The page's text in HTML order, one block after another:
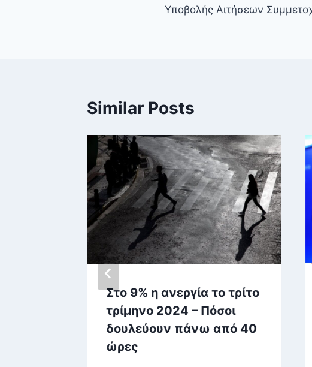
Υποβολής Αιτήσεων
Similar Posts
Στο 9% η ανεργία το τρίτο
τρίμηνο 2024 – Πόσοι
δουλεύουν πάνω από 40
ώρες